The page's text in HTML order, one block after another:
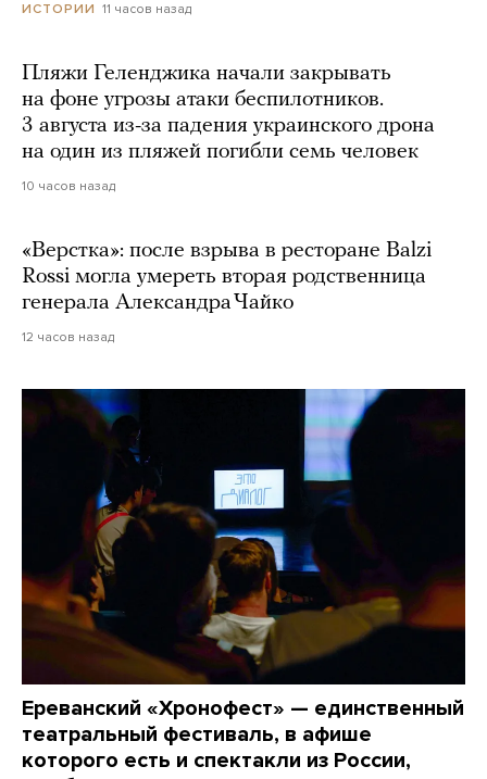
ИСТОРИИ 11 часов назад
Пляжи Геленджика начали закрывать
на фоне угрозы атаки беспилотников.
3 августа из-за падения украинского дрона
на один из пляжей погибли семь человек
10 часов назад
«Верстка»: после взрыва в ресторане Balzi
Rossi могла умереть вторая родственница
генерала Александра Чайко
12 часов назад
Ереванский «Хронофест» — единственный
театральный фестиваль, в афише
которого есть и спектакли из России,